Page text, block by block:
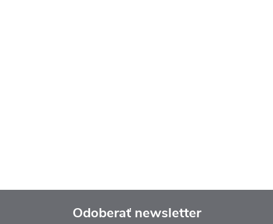
Odoberať newsletter